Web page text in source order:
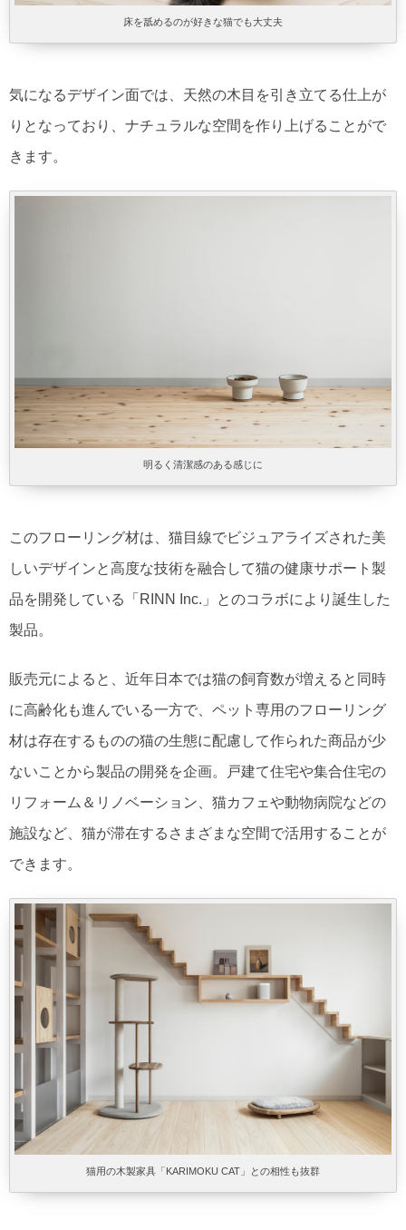
床を舐めるのが好きな猫でも大丈夫
気になるデザイン面では、天然の木目を引き立てる仕上が
りとなっており、ナチュラルな空間を作り上げることがで
きます。
明るく清潔感のある感じに
このフローリング材は、猫目線でビジュアライズされた美
しいデザインと高度な技術を融合して猫の健康サポート製
品を開発している「RINN Inc.」とのコラボにより誕生した
製品。
販売元によると、近年日本では猫の飼育数が増えると同時
に高齢化も進んでいる一方で、ペット専用のフローリング
材は存在するものの猫の生態に配慮して作られた商品が少
ないことから製品の開発を企画。戸建て住宅や集合住宅の
リフォーム＆リノベーション、猫カフェや動物病院などの
施設など、猫が滞在するさまざまな空間で活用することが
できます。
猫用の木製家具「KARIMOKU CAT」との相性も抜群